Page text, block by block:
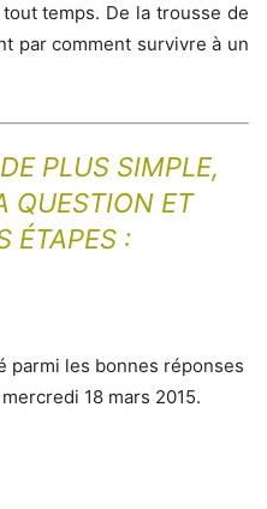
temps. De la trousse de
par comment survivre à un
PLUS SIMPLE,
QUESTION ET
ÉTAPES :
parmi les bonnes réponses
18 mars 2015.